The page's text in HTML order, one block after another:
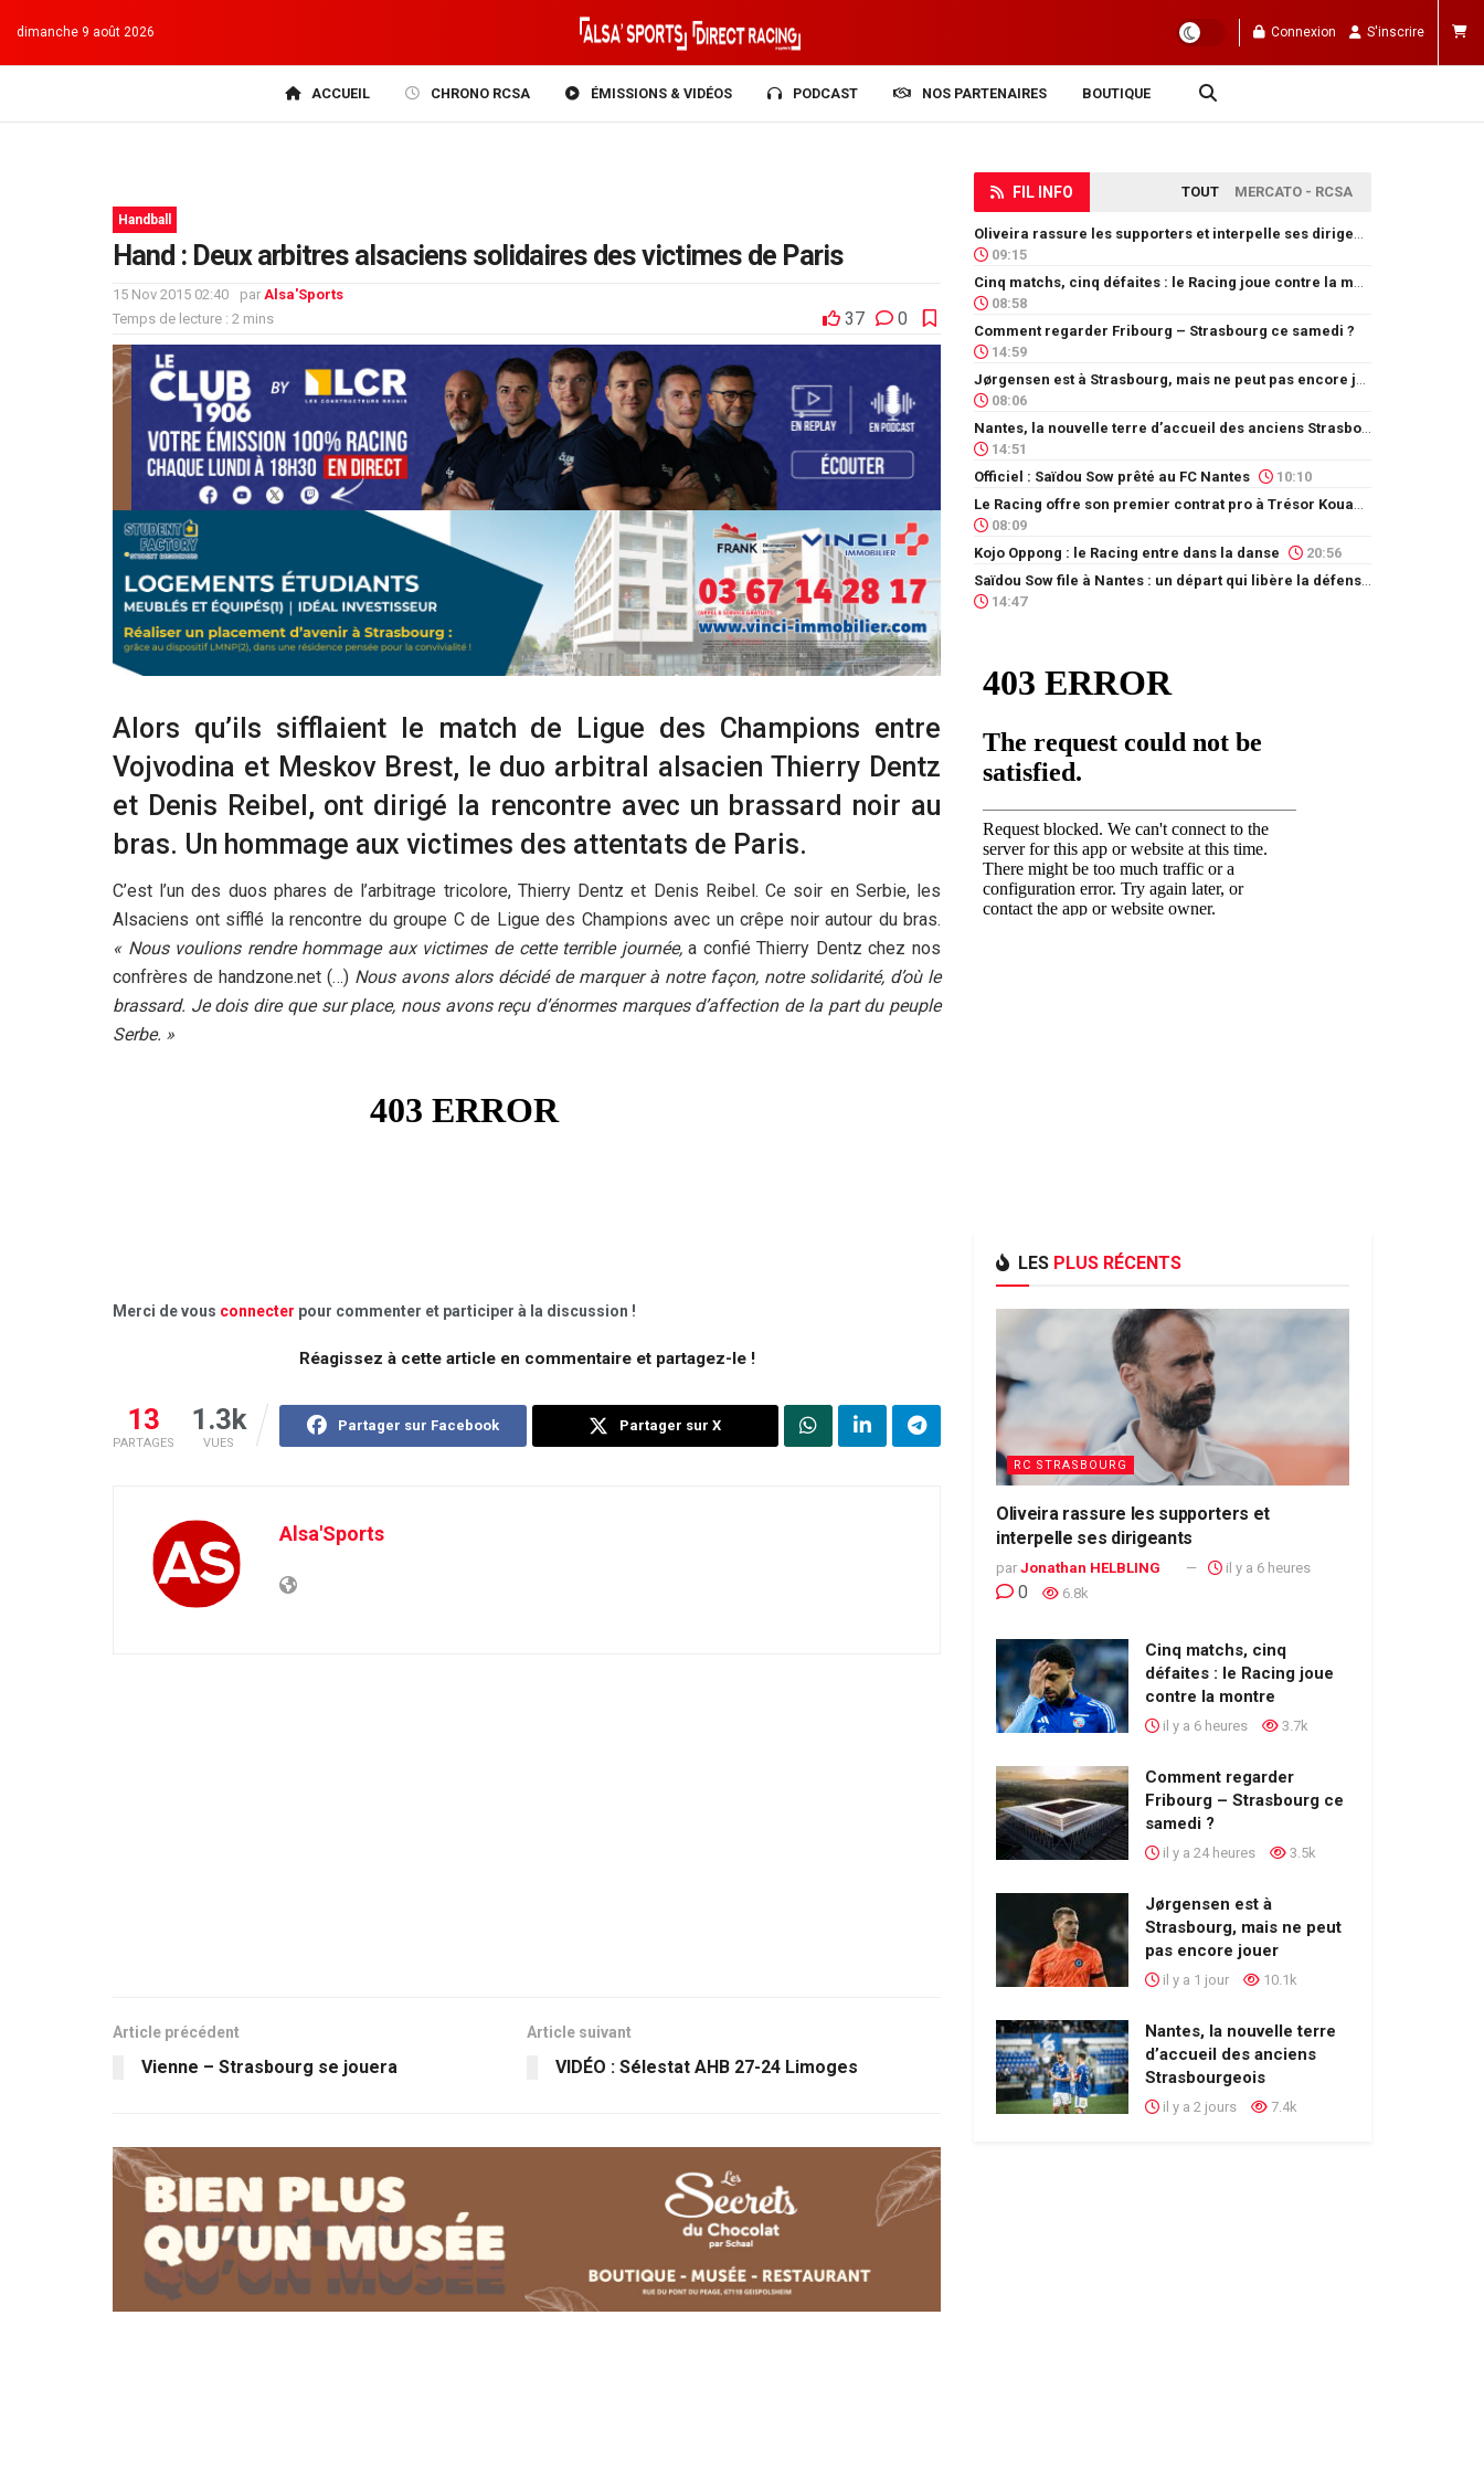
dimanche 9 août 2026 Connexion S'inscrire
ACCUEIL CHRONO RCSA ÉMISSIONS & VIDÉOS PODCAST NOS PARTENAIRES BOUTIQUE
Handball
Hand : Deux arbitres alsaciens solidaires des victimes de Paris
15 Nov 2015 02:40 par Alsa'Sports
Temps de lecture : 2 mins
37 0
Alors qu’ils sifflaient le match de Ligue des Champions entre
Vojvodina et Meskov Brest, le duo arbitral alsacien Thierry Dentz
et Denis Reibel, ont dirigé la rencontre avec un brassard noir au
bras. Un hommage aux victimes des attentats de Paris.
C’est l’un des duos phares de l’arbitrage tricolore, Thierry Dentz et Denis Reibel. Ce soir en Serbie, les
Alsaciens ont sifflé la rencontre du groupe C de Ligue des Champions avec un crêpe noir autour du bras.
« Nous voulions rendre hommage aux victimes de cette terrible journée,a confié Thierry Dentz chez nos
confrères de handzone.net (…) Nous avons alors décidé de marquer à notre façon, notre solidarité, d’où le
brassard. Je dois dire que sur place, nous avons reçu d’énormes marques d’affection de la part du peuple
Serbe. »
Merci de vous connecter pour commenter et participer à la discussion !
Réagissez à cette article en commentaire et partagez-le !
13
PARTAGES
1.3k
VUES
Partager sur Facebook Partager sur X
Alsa'Sports
Article précédent
Vienne – Strasbourg se jouera
Article suivant
VIDÉO : Sélestat AHB 27-24 Limoges
FIL INFO TOUT MERCATO - RCSA
09:15
08:58
Comment regarder Fribourg – Strasbourg ce samedi ?
14:59
08:06
14:51
Officiel : Saïdou Sow prêté au FC Nantes
10:10
08:09
Kojo Oppong : le Racing entre dans la danse
20:56
14:47
LES PLUS RÉCENTS
RC STRASBOURG
Oliveira rassure les supporters et
interpelle ses dirigeants
par Jonathan HELBLING il y a 6 heures
0 6.8k
Cinq matchs, cinq
défaites : le Racing joue
contre la montre
il y a 6 heures 3.7k
Comment regarder
Fribourg – Strasbourg ce
samedi ?
il y a 24 heures 3.5k
Jørgensen est à
Strasbourg, mais ne peut
pas encore jouer
il y a 1 jour 10.1k
Nantes, la nouvelle terre
d’accueil des anciens
Strasbourgeois
il y a 2 jours 7.4k